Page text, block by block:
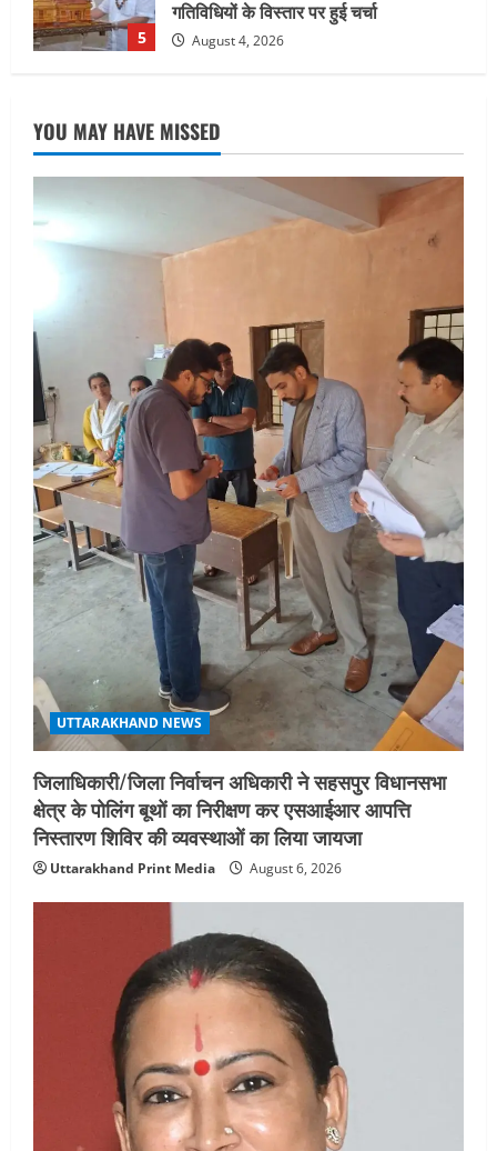
1
निरीक्षण कर एसआईआर आपत्ति निस्तारण
शिविर की व्यवस्थाओं का लिया जायजा
2
तीलू रौतेली पुरस्कार के लिए 13 वीरांगनाओं का
चयन : रेखा आर्या
UTTARAKHAND NEWS
मिस उत्तराखंड 2026 के सब-कॉन्टेस्ट ‘मिस
August 5, 2026
UTTARAKHAND NEWS
एमआईटी वर्ल्ड पीस यूनिवर्सिटी और जर्मनी के
बीएसबीआई के बीच समझौता; भारतीय छात्रों
को मिलेंगे वैश्विक अवसर
August 5, 2026
STATES NEWS
महाराज की राजस्थान के मुख्यमंत्री से
शिष्टाचार भेंट पर्यटन और सांस्कृतिक
गतिविधियों के विस्तार पर हुई चर्चा
August 4, 2026
YOU MAY HAVE MISSED
UTTARAKHAND NEWS
जिलाधिकारी/जिला निर्वाचन अधिकारी ने सहसपुर विधानसभा
क्षेत्र के पोलिंग बूथों का निरीक्षण कर एसआईआर आपत्ति
निस्तारण शिविर की व्यवस्थाओं का लिया जायजा
Uttarakhand Print Media August 6, 2026